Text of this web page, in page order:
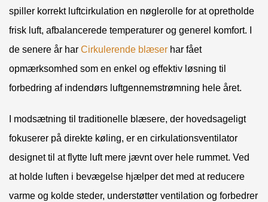
spiller korrekt luftcirkulation en nøglerolle for at opretholde
frisk luft, afbalancerede temperaturer og generel komfort. I
de senere år har Cirkulerende blæser har fået
opmærksomhed som en enkel og effektiv løsning til
forbedring af indendørs luftgennemstrømning hele året.
I modsætning til traditionelle blæsere, der hovedsageligt
fokuserer på direkte køling, er en cirkulationsventilator
designet til at flytte luft mere jævnt over hele rummet. Ved
at holde luften i bevægelse hjælper det med at reducere
varme og kolde steder, understøtter ventilation og forbedrer